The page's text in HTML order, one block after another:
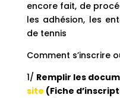
encore fait, de
les adhésion, les
de tennis
Comment s’inscrire
1/ Remplir les
site (Fiche